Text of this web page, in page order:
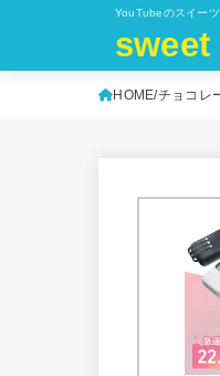
YouTubeのスイー
HOME チョコレ